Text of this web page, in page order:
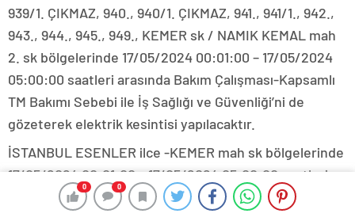
0 0
939/1. ÇIKMAZ, 940., 940/1. ÇIKMAZ, 941., 941/1., 942.,
943., 944., 945., 949., KEMER sk / NAMIK KEMAL mah
2. sk bölgelerinde 17/05/2024 00:01:00 – 17/05/2024
05:00:00 saatleri arasında Bakım Çalışması-Kapsamlı
TM Bakımı Sebebi ile İş Sağlığı ve Güvenliği’ni de
gözeterek elektrik kesintisi yapılacaktır.
İSTANBUL ESENLER ilce -KEMER mah sk bölgelerinde
17/05/2024 00:01:00 – 17/05/2024 05:00:00 saatleri
arasında Bakım Çalışması-Kapsamlı TM Bakımı Sebebi